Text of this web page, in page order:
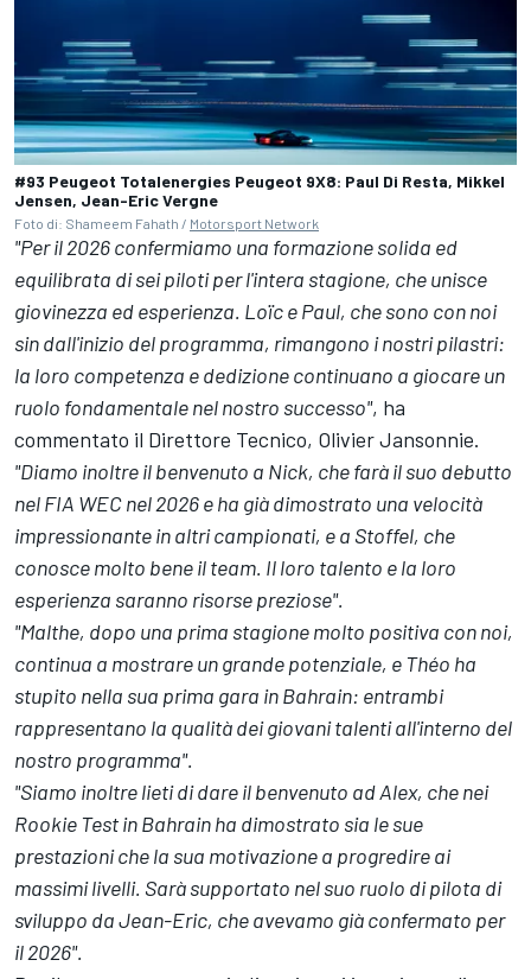
#93 Peugeot Totalenergies Peugeot 9X8: Paul Di Resta, Mikkel
Jensen, Jean-Eric Vergne
Foto di: Shameem Fahath / Motorsport Network
"Per il 2026 confermiamo una formazione solida ed
equilibrata di sei piloti per l'intera stagione, che unisce
giovinezza ed esperienza. Loïc e Paul, che sono con noi
sin dall'inizio del programma, rimangono i nostri pilastri:
la loro competenza e dedizione continuano a giocare un
ruolo fondamentale nel nostro successo", ha
commentato il Direttore Tecnico, Olivier Jansonnie.
"Diamo inoltre il benvenuto a Nick, che farà il suo debutto
nel FIA WEC nel 2026 e ha già dimostrato una velocità
impressionante in altri campionati, e a Stoffel, che
conosce molto bene il team. Il loro talento e la loro
esperienza saranno risorse preziose".
"Malthe, dopo una prima stagione molto positiva con noi,
continua a mostrare un grande potenziale, e Théo ha
stupito nella sua prima gara in Bahrain: entrambi
rappresentano la qualità dei giovani talenti all'interno del
nostro programma".
"Siamo inoltre lieti di dare il benvenuto ad Alex, che nei
Rookie Test in Bahrain ha dimostrato sia le sue
prestazioni che la sua motivazione a progredire ai
massimi livelli. Sarà supportato nel suo ruolo di pilota di
sviluppo da Jean-Eric, che avevamo già confermato per
il 2026".